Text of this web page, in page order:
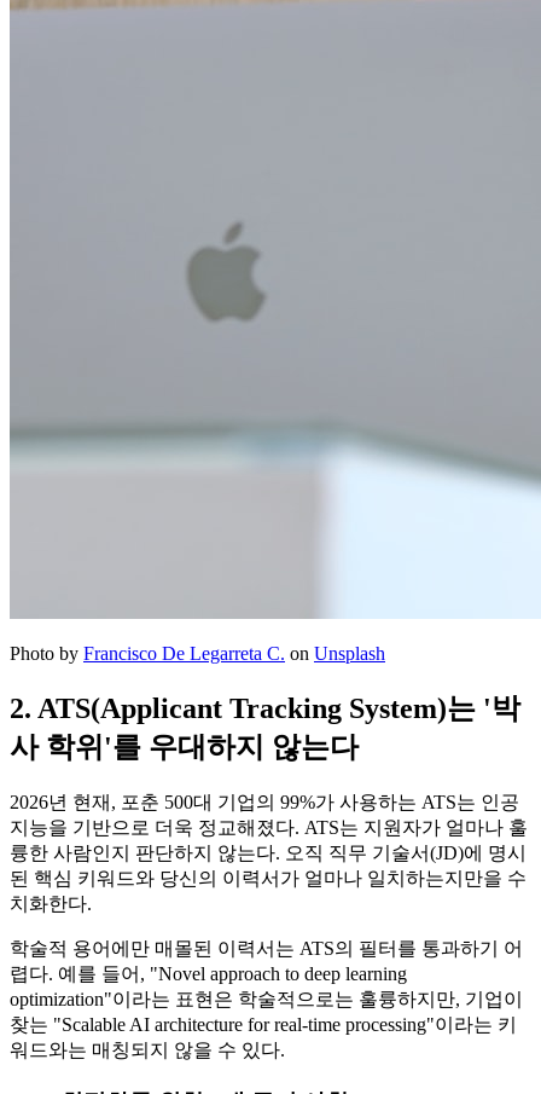
Photo by Francisco De Legarreta C. on Unsplash
2. ATS(Applicant Tracking System)는 '박
사 학위'를 우대하지 않는다
2026년 현재, 포춘 500대 기업의 99%가 사용하는 ATS는 인공
지능을 기반으로 더욱 정교해졌다. ATS는 지원자가 얼마나 훌
륭한 사람인지 판단하지 않는다. 오직 직무 기술서(JD)에 명시
된 핵심 키워드와 당신의 이력서가 얼마나 일치하는지만을 수
치화한다.
학술적 용어에만 매몰된 이력서는 ATS의 필터를 통과하기 어
렵다. 예를 들어, "Novel approach to deep learning
optimization"이라는 표현은 학술적으로는 훌륭하지만, 기업이
찾는 "Scalable AI architecture for real-time processing"이라는 키
워드와는 매칭되지 않을 수 있다.